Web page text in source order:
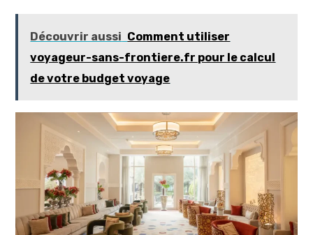
Découvrir aussi Comment utiliser
voyageur-sans-frontiere.fr pour le calcul
de votre budget voyage